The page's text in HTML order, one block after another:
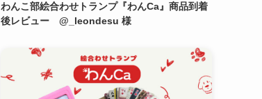
わんこ部絵合わせトランプ『わんCa』商品到着
後レビュー @_leondesu 様